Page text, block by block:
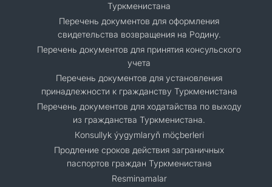
Туркменистана
Перечень документов для оформления
свидетельства возвращения на Родину.
Перечень документов для принятия консульского
учета
Перечень документов для установления
принадлежности к гражданству Туркменистана
Перечень документов для ходатайства по выходу
из гражданства Туркменистана.
Кonsullyk ýygymlaryň möçberleri
Продление сроков действия заграничных
паспортов граждан Туркменистана
Resminamalar